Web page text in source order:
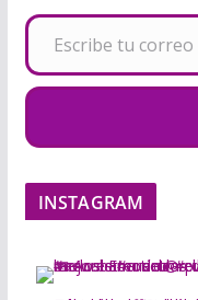
Escribe tu correo electrónico…
INSTAGRAM